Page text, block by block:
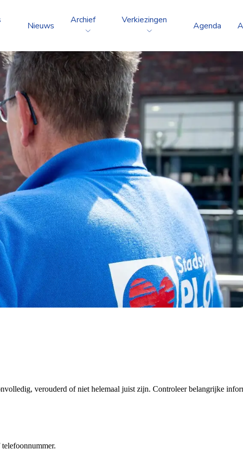
Nieuws
Archief Verkiezingen
Agenda
verouderd of niet helemaal juist zijn. Controleer belangrijke